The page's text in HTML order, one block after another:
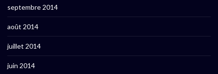
septembre 2014
août 2014
juillet 2014
juin 2014